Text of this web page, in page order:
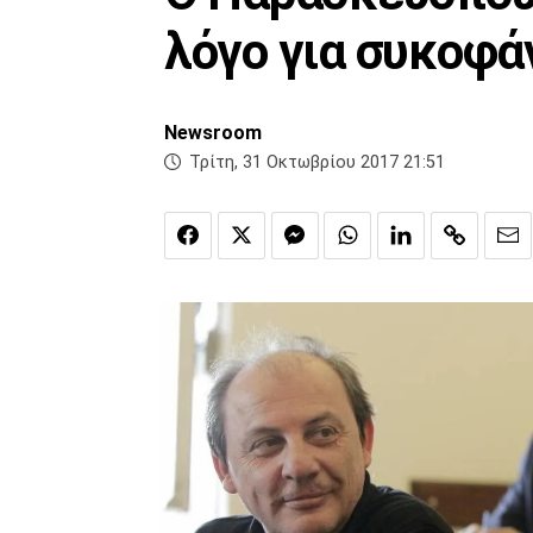
λόγο για
Newsroom
Τρίτη, 31 Οκτωβρίου 2017 21:51